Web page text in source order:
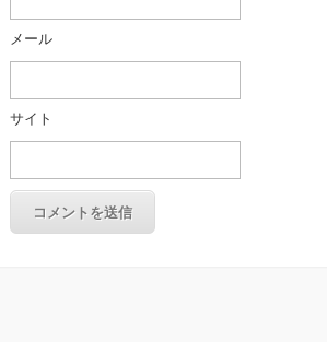
メール
サイト